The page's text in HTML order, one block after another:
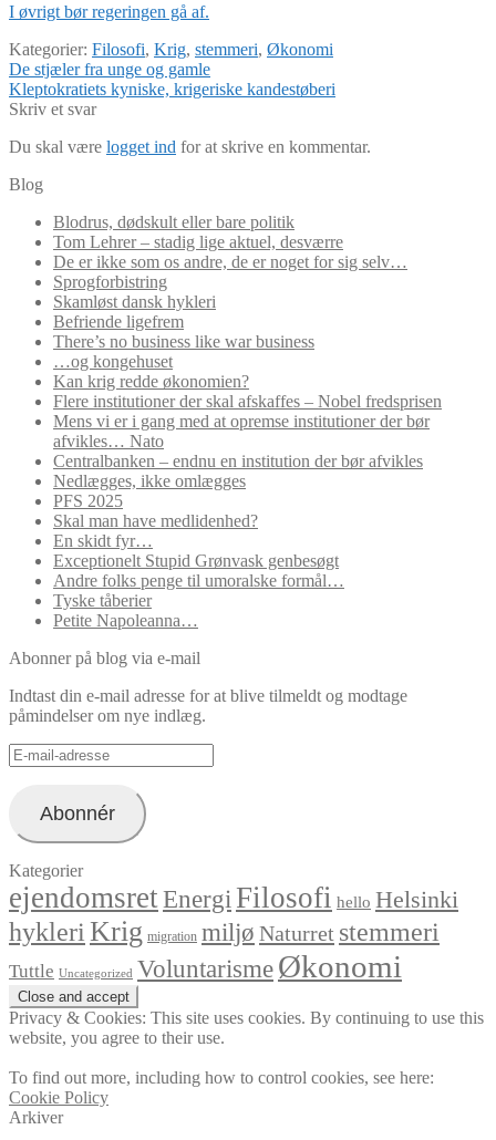
I øvrigt bør regeringen gå af.
Kategorier: Filosofi, Krig, stemmeri, Økonomi
Indlægsnavigation
Forrige
indlæg:
De stjæler fra unge og gamle
Næste
indlæg:
Kleptokratiets kyniske, krigeriske kandestøberi
Skriv et svar
Du skal være logget ind for at skrive en kommentar.
Blog
Blodrus, dødskult eller bare politik
Tom Lehrer – stadig lige aktuel, desværre
De er ikke som os andre, de er noget for sig selv…
Sprogforbistring
Skamløst dansk hykleri
Befriende ligefrem
There’s no business like war business
…og kongehuset
Kan krig redde økonomien?
Flere institutioner der skal afskaffes – Nobel fredsprisen
Mens vi er i gang med at opremse institutioner der bør
afvikles… Nato
Centralbanken – endnu en institution der bør afvikles
Nedlægges, ikke omlægges
PFS 2025
Skal man have medlidenhed?
En skidt fyr…
Exceptionelt Stupid Grønvask genbesøgt
Andre folks penge til umoralske formål…
Tyske tåberier
Petite Napoleanna…
Abonner på blog via e-mail
Indtast din e-mail adresse for at blive tilmeldt og modtage
påmindelser om nye indlæg.
E-
mail-
Abonnér
Kategorier
ejendomsretEnergi Filosofi hello Helsinki
hykleri Krig migration miljø Naturret stemmeri
Tuttle Uncategorized VoluntarismeØkonomi
Privacy & Cookies: This site uses cookies. By continuing to use this
website, you agree to their use.
To find out more, including how to control cookies, see here:
Cookie Policy
Arkiver